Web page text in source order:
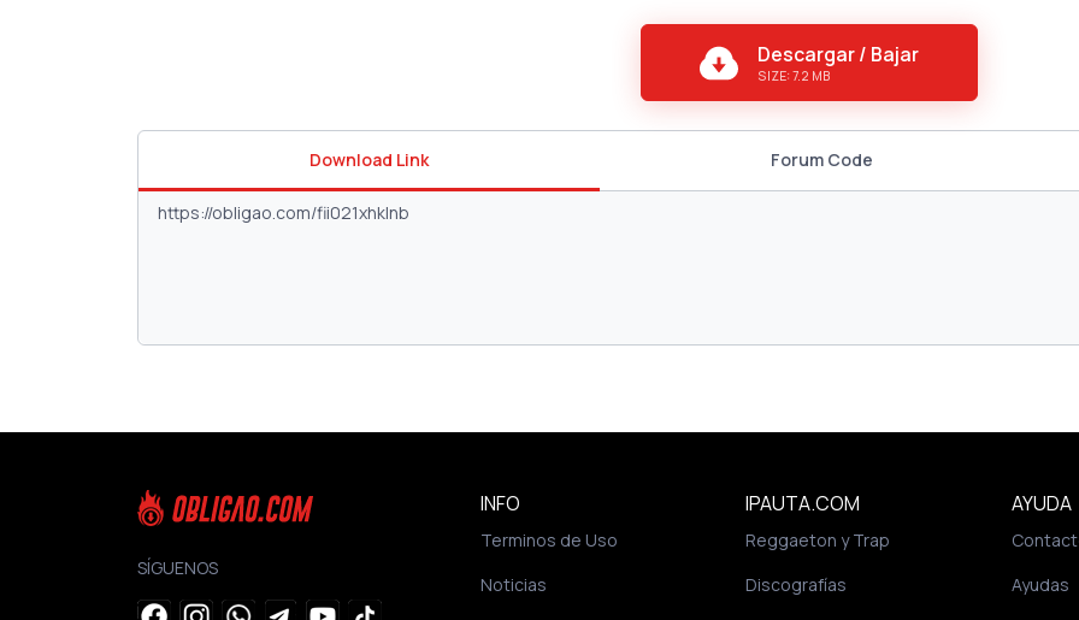
Descargar / Bajar
SIZE: 7.2 MB
Download Link Forum Code
SÍGUENOS
INFO
Terminos de Uso
Noticias
IPAUTA.COM
Reggaeton y Trap
Discografías
AYUDA
Ayudas